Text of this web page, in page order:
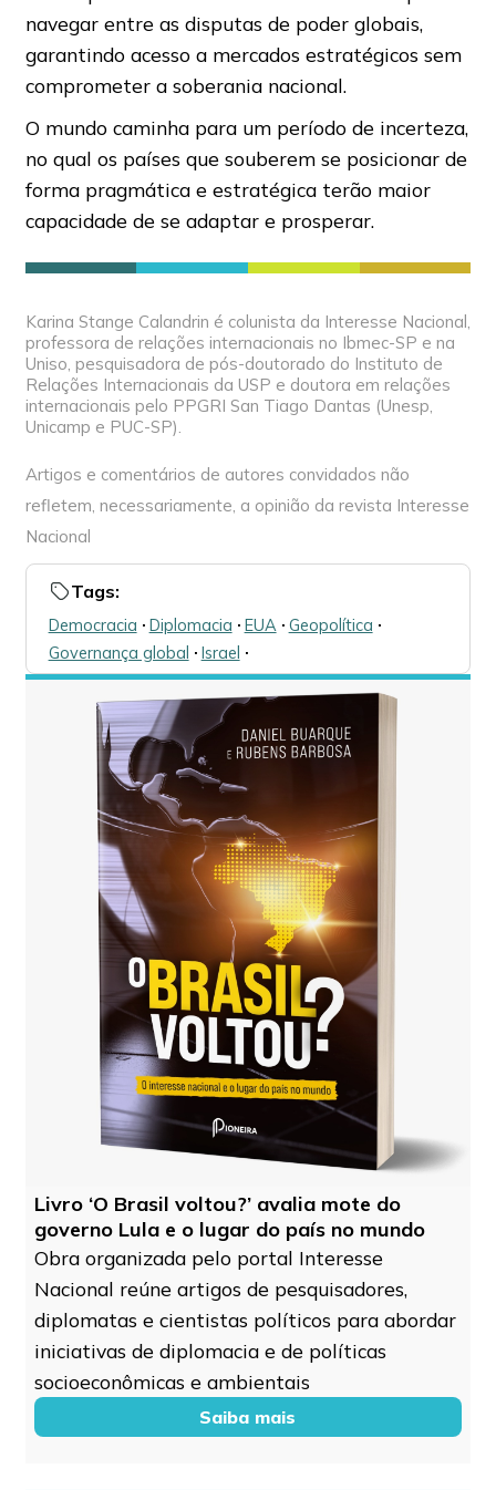
navegar entre as disputas de poder globais,
garantindo acesso a mercados estratégicos sem
comprometer a soberania nacional.
O mundo caminha para um período de incerteza,
no qual os países que souberem se posicionar de
forma pragmática e estratégica terão maior
capacidade de se adaptar e prosperar.
Karina Stange Calandrin é colunista da Interesse Nacional,
professora de relações internacionais no Ibmec-SP e na
Uniso, pesquisadora de pós-doutorado do Instituto de
Relações Internacionais da USP e doutora em relações
internacionais pelo PPGRI San Tiago Dantas (Unesp,
Unicamp e PUC-SP).
Artigos e comentários de autores convidados não
refletem, necessariamente, a opinião da revista Interesse
Nacional
Tags:
Democracia 🞌 Diplomacia 🞌 EUA 🞌 Geopolítica 🞌
Governança global 🞌 Israel 🞌
Livro ‘O Brasil voltou?’ avalia mote do
governo Lula e o lugar do país no mundo
Obra organizada pelo portal Interesse
Nacional reúne artigos de pesquisadores,
diplomatas e cientistas políticos para abordar
iniciativas de diplomacia e de políticas
socioeconômicas e ambientais
Saiba mais